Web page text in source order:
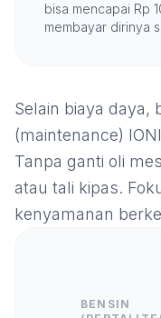
bisa mencapai Rp
membayar dirinya
Selain biaya daya,
(maintenance)
Tanpa ganti oli
atau tali kipas.
kenyamanan
BENSIN